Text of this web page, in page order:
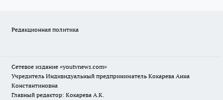
Редакционная политика
Сетевое издание «youtvnews.com»
Учредитель Индивидуальный предприниматель Кокарева Анна
Константиновна
Главный редактор: Кокарева А.К.